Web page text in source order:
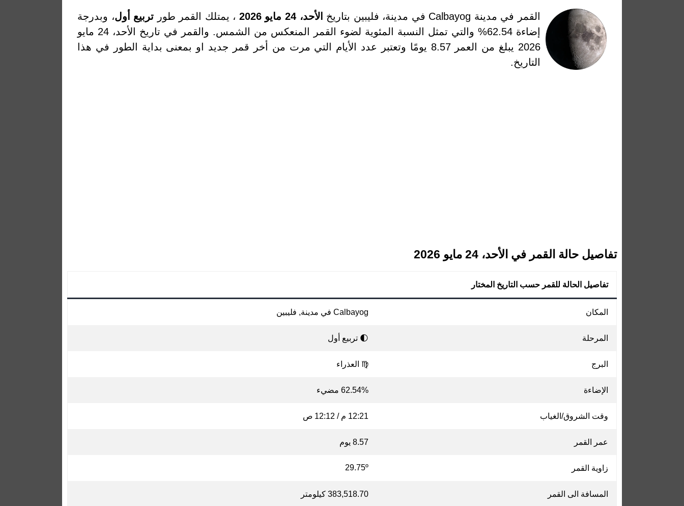
القمر في مدينة Calbayog في مدينة، فليبين بتاريخ الأحد، 24 مايو 2026 ، يمتلك القمر طور تربيع أول، وبدرجة
إضاءة 62.54% والتي تمثل النسبة المئوية لضوء القمر المنعكس من الشمس. والقمر في تاريخ الأحد، 24 مايو
2026 يبلغ من العمر 8.57 يومًا وتعتبر عدد الأيام التي مرت من أخر قمر جديد او بمعنى بداية الطور في هذا
التاريخ.
تفاصيل حالة القمر في الأحد، 24 مايو 2026
تفاصيل الحالة للقمر حسب التاريخ المختار
المكان Calbayog في مدينة, فليبين
المرحلة 🌓 تربيع أول
البرج ♍ العذراء
الإضاءة 62.54% مضيء
وقت الشروق/الغياب 12:21 م / 12:12 ص
عمر القمر 8.57 يوم
زاوية القمر 29.75º
المسافة الى القمر 383,518.70 كيلومتر